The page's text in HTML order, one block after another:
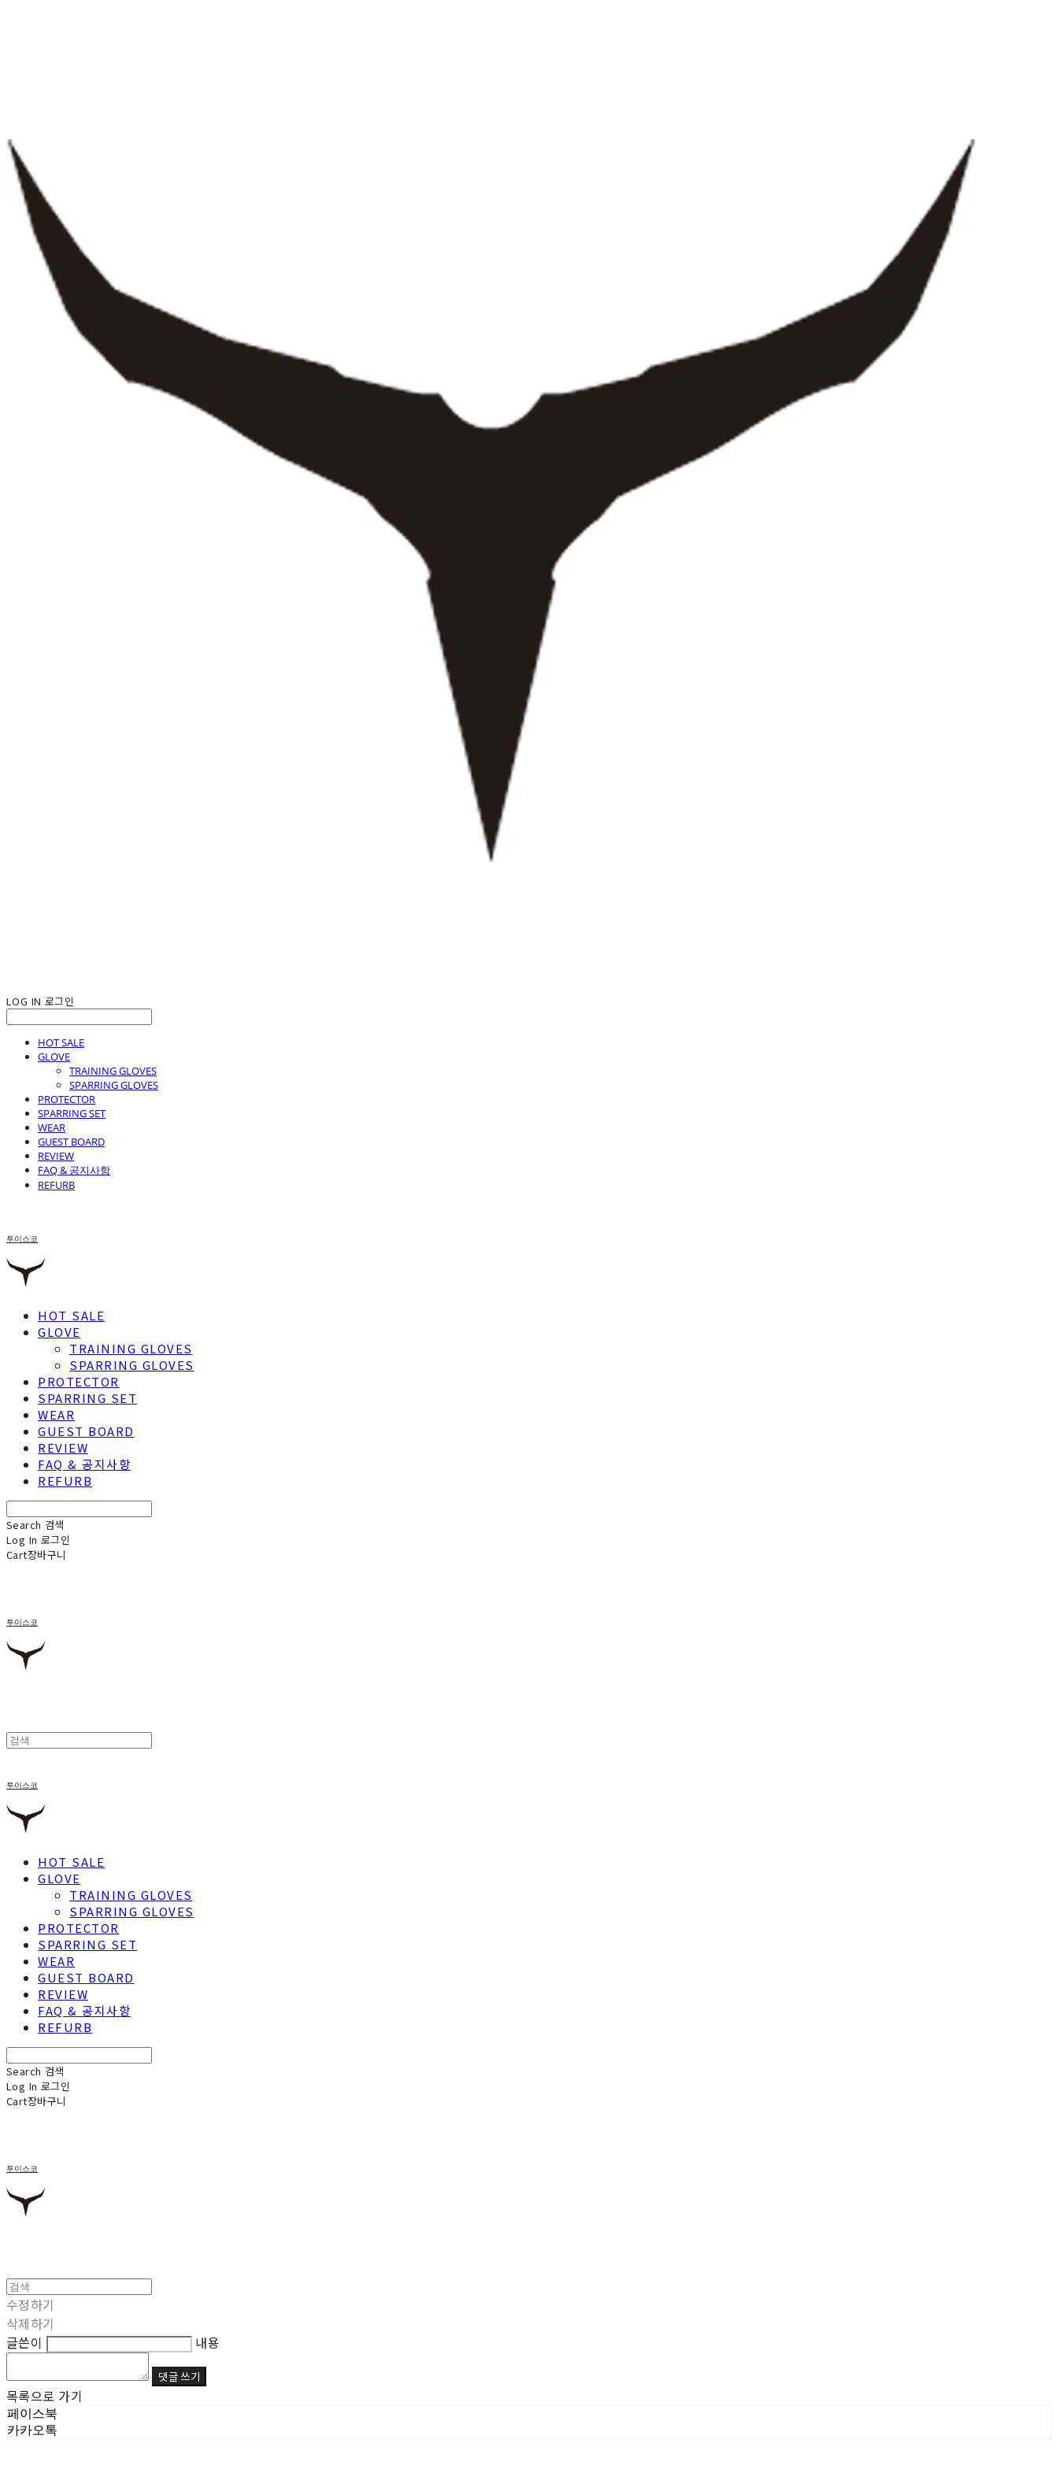
LOG IN 로그인
HOT SALE
GLOVE
TRAINING GLOVES
SPARRING GLOVES
PROTECTOR
SPARRING SET
WEAR
GUEST BOARD
REVIEW
FAQ & 공지사항
REFURB
투이스코
HOT SALE
GLOVE
TRAINING GLOVES
SPARRING GLOVES
PROTECTOR
SPARRING SET
WEAR
GUEST BOARD
REVIEW
FAQ & 공지사항
REFURB
Search 검색
Log In 로그인
Cart장바구니
투이스코
투이스코
HOT SALE
GLOVE
TRAINING GLOVES
SPARRING GLOVES
PROTECTOR
SPARRING SET
WEAR
GUEST BOARD
REVIEW
FAQ & 공지사항
REFURB
Search 검색
Log In 로그인
Cart장바구니
투이스코
수정하기
삭제하기
글쓴이
내용
댓글 쓰기
목록으로 가기
페이스북
카카오톡